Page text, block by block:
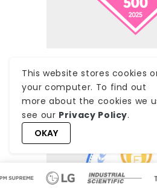
OA500 Aziende globali di
Outsource
This website stores cookies
your computer. To find out
more about the cookies we
see our Privacy Policy.
OKAY